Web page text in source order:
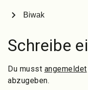
Biwak
chevron_right
Schreibe
Du musst angemeldet
abzugeben.